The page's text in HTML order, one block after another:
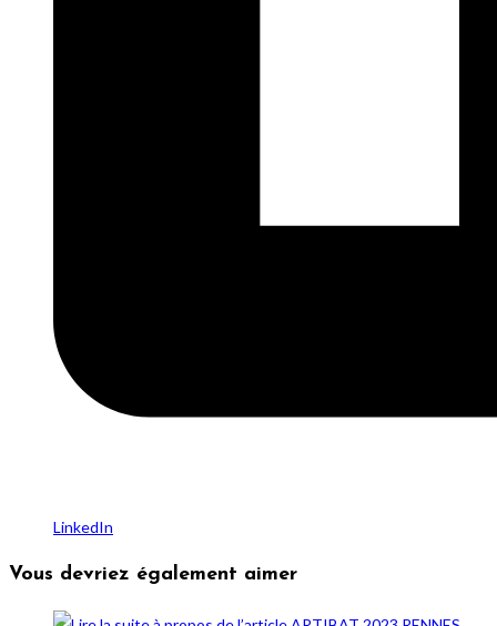
LinkedIn
Vous devriez également aimer